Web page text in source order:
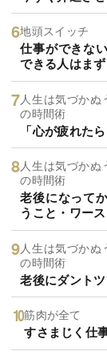
地頭スイッチ
仕事ができな
できる人はま
人生は気づか
の時間術
「心が疲れた
人生は気づか
の時間術
老後になって
うこと・ワー
人生は気づか
の時間術
老後にダント
筋肉が全て
すさまじく仕